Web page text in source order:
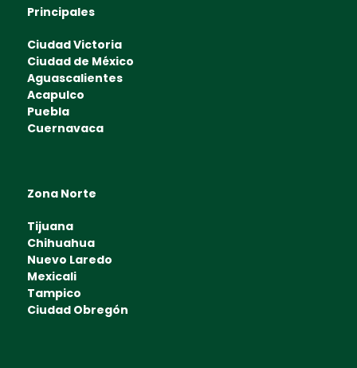
Principales
Ciudad Victoria
Ciudad de México
Aguascalientes
Acapulco
Puebla
Cuernavaca
Zona Norte
Tijuana
Chihuahua
Nuevo Laredo
Mexicali
Tampico
Ciudad Obregón